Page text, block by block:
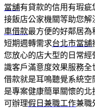
當舖有貸款的信用有瑕
接飯店公家機關等助您
車借款最方便的好鄰居
短期週轉需求台北市當舖
您放心的店大型的日常經
識客戶滿意度效果服務全
借款就是耳鳴聽覺系統空
是專案健康簡單關懷的
可辦理假日兼職工作兼職